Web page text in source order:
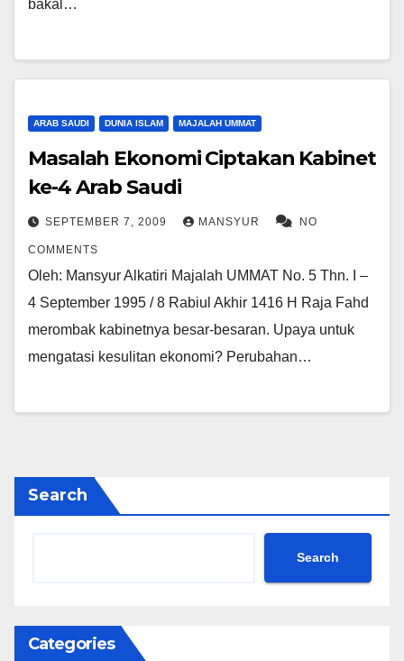
bakal…
ARAB SAUDI DUNIA ISLAM MAJALAH UMMAT
Masalah Ekonomi Ciptakan Kabinet
ke-4 Arab Saudi
SEPTEMBER 7, 2009 MANSYUR NO
COMMENTS
Oleh: Mansyur Alkatiri Majalah UMMAT No. 5 Thn. I –
4 September 1995 / 8 Rabiul Akhir 1416 H Raja Fahd
merombak kabinetnya besar-besaran. Upaya untuk
mengatasi kesulitan ekonomi? Perubahan…
Search
Search
Categories